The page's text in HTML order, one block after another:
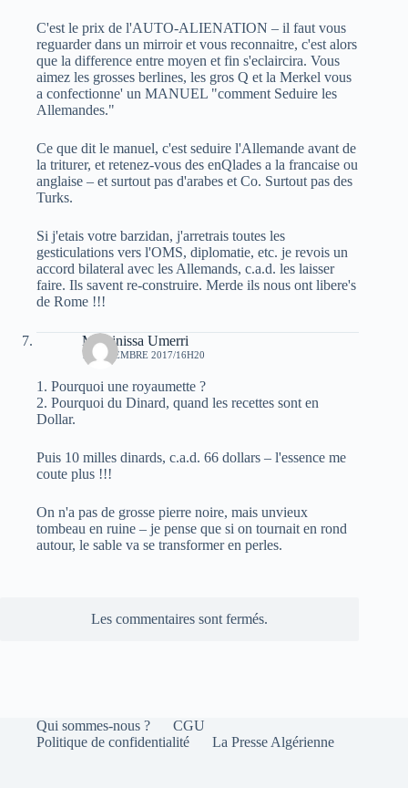
C'est le prix de l'AUTO-ALIENATION – il faut vous
reguarder dans un mirroir et vous reconnaitre, c'est alors
que la difference entre moyen et fin s'eclaircira. Vous
aimez les grosses berlines, les gros Q et la Merkel vous
a confectionne' un MANUEL "comment Seduire les
Allemandes."
Ce que dit le manuel, c'est seduire l'Allemande avant de
la triturer, et retenez-vous des enQlades a la francaise ou
anglaise – et surtout pas d'arabes et Co. Surtout pas des
Turks.
Si j'etais votre barzidan, j'arretrais toutes les
gesticulations vers l'OMS, diplomatie, etc. je revois un
accord bilateral avec les Allemands, c.a.d. les laisser
faire. Ils savent re-construire. Merde ils nous ont libere's
de Rome !!!
Massinissa Umerri
1 SEPTEMBRE 2017/16H20
1. Pourquoi une royaumette ?
2. Pourquoi du Dinard, quand les recettes sont en
Dollar.
Puis 10 milles dinards, c.a.d. 66 dollars – l'essence me
coute plus !!!
On n'a pas de grosse pierre noire, mais unvieux
tombeau en ruine – je pense que si on tournait en rond
autour, le sable va se transformer en perles.
Les commentaires sont fermés.
Qui sommes-nous ?
CGU
Politique de confidentialité
La Presse Algérienne